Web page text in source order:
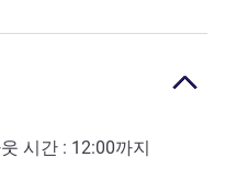
시간 : 12:00까지